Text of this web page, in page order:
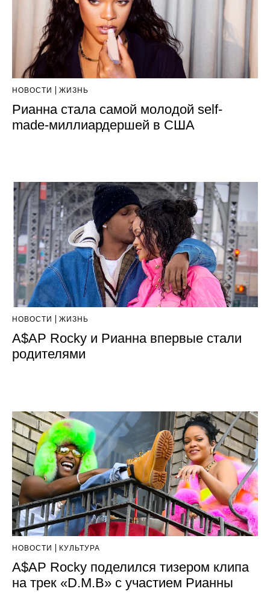
НОВОСТИ ЖИЗНЬ
Рианна стала самой молодой self-
made-миллиардершей в США
НОВОСТИ ЖИЗНЬ
A$AP Rocky и Рианна впервые стали
родителями
НОВОСТИ КУЛЬТУРА
A$AP Rocky поделился тизером клипа
на трек «D.M.B» с участием Рианны